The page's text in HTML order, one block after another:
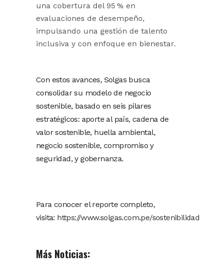
una cobertura del 95 % en
evaluaciones de desempeño,
impulsando una gestión de talento
inclusiva y con enfoque en bienestar.
Con estos avances, Solgas busca
consolidar su modelo de negocio
sostenible, basado en seis pilares
estratégicos: aporte al país, cadena de
valor sostenible, huella ambiental,
negocio sostenible, compromiso y
seguridad, y gobernanza.
Para conocer el reporte completo,
visita: https://www.solgas.com.pe/sostenibilidad
Más Noticias: